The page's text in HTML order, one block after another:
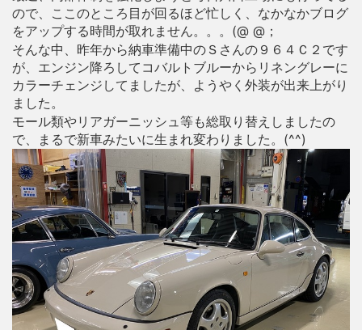
ので、ここのところ目が回るほど忙しく、なかなかブログ
をアップする時間が取れません。。。(@ @；
そんな中、昨年から納車準備中のＳさんの９６４Ｃ２です
が、エンジン降ろしてコバルトブルーからリネングレーに
カラーチェンジしてましたが、ようやく外装が出来上がり
ました。
モール類やリアガーニッシュ等も総取り替えしましたの
で、まるで新車みたいに生まれ変わりました。(^^)